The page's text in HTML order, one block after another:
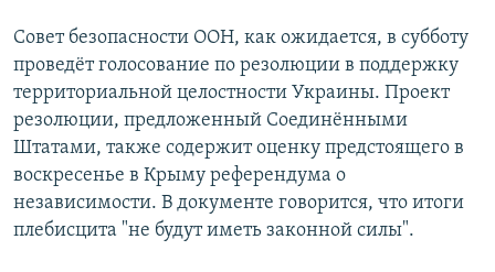
Совет безопасности ООН, как ожидается, в субботу
проведёт голосование по резолюции в поддержку
территориальной целостности Украины. Проект
резолюции, предложенный Соединёнными
Штатами, также содержит оценку предстоящего в
воскресенье в Крыму референдума о
независимости. В документе говорится, что итоги
плебисцита "не будут иметь законной силы".